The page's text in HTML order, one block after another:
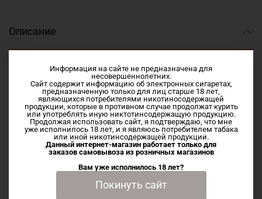
Описание
Предлагаем купить жидкость по низкой цене Grape by
Horny Bubblegum SALT 10мл в Иваново и Шуе.
Виноградный баблгам
Vg/Pg 50/50 NIC SALT
Характеристики
Информация на сайте не предназначена для
несовершеннолетних.
Сайт содержит информацию об электронных сигаретах,
предназначенную только для лиц старше 18 лет,
являющихся потребителями никотиносодержащей
продукции, которые в противном случае продолжат курить
или употреблять иную никтотинсодержащую продукцию.
Продолжая использовать сайт, я подтверждаю, что мне
уже исполнилось 18 лет, и я являюсь потребителем табака
или иной никотинсодержащей продукции.
Данный интернет-магазин работает только для
заказов самовывоза из розничных магазинов
Вам уже исполнилось 18 лет?
Покинуть сайт